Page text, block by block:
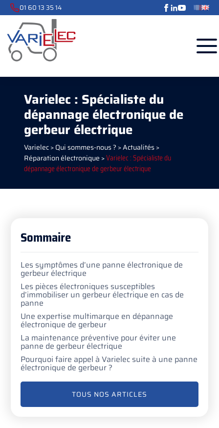
01 60 13 35 14
Varielec : Spécialiste du
dépannage électronique de
gerbeur électrique
Varielec>Qui sommes-nous ? >Actualités>
Réparation électronique >Varielec : Spécialiste du
dépannage électronique de gerbeur électrique
Sommaire
Les symptômes d’une panne électronique de
gerbeur électrique
Les pièces électroniques susceptibles
d’immobiliser un gerbeur électrique en cas de
panne
Une expertise multimarque en dépannage
électronique de gerbeur
La maintenance préventive pour éviter une
panne de gerbeur électrique
Pourquoi faire appel à Varielec suite à une panne
électronique de gerbeur ?
TOUS NOS ARTICLES